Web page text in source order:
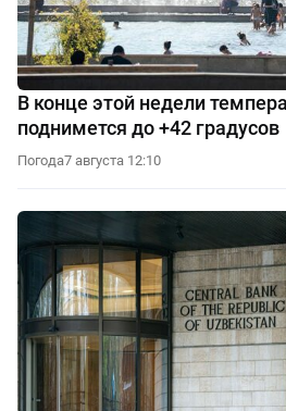
В конце этой недели
поднимется до +42 градусов
Погода7 августа 12:10